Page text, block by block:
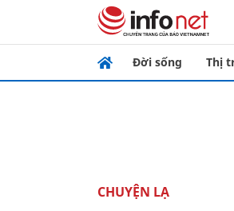
Đời sống Thị
CHUYỆN LẠ